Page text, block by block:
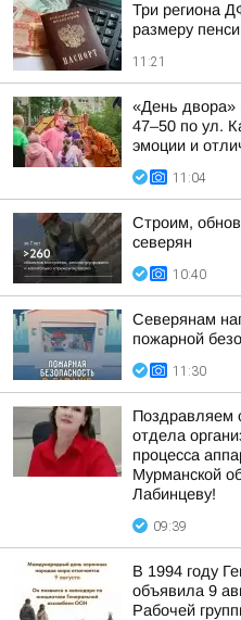
Три региона
размеру
11:21
«День
47–50 по ул.
эмоции и
11:04
Строим,
северян
10:40
Северянам
пожарной
11:30
Поздравляем
отдела
процесса
Мурманской
Лабинцеву!
09:39
В 1994 году
объявила 9
Рабочей